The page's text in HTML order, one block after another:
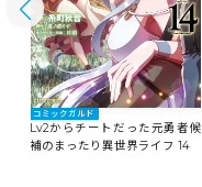
コミックガルド
Lv2からチートだった元勇者候
補のまったり異世界ライフ 14